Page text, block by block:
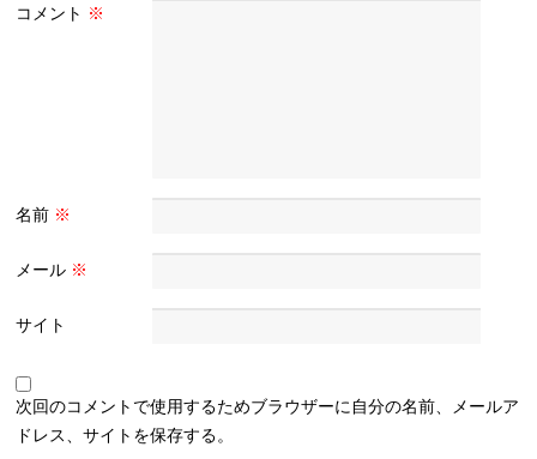
コメント ※
名前 ※
メール ※
サイト
次回のコメントで使用するためブラウザーに自分の名前、メールア
ドレス、サイトを保存する。